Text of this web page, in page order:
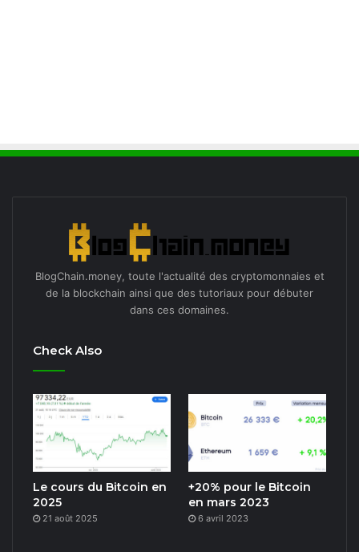
BlogChain.money, toute l'actualité des cryptomonnaies et
de la blockchain ainsi que des tutoriaux pour débuter
dans ces domaines.
Check Also
Le cours du Bitcoin en
2025
21 août 2025
+20% pour le Bitcoin
en mars 2023
6 avril 2023